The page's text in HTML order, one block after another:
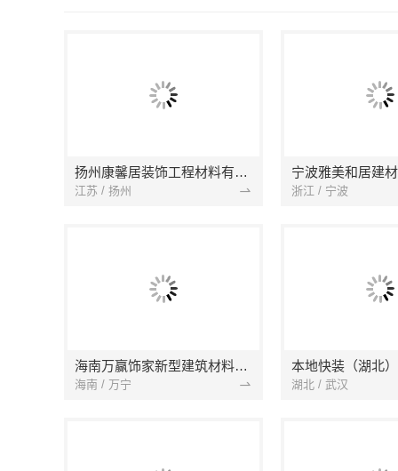
扬州康馨居装饰工程材料有限公司
江苏 / 扬州 浙江 / 宁波
海南万赢饰家新型建筑材料有限公司
海南 / 万宁 湖北 / 武汉